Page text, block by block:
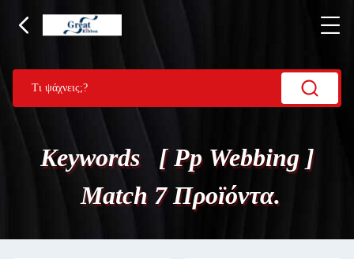
Keywords [ Pp Webbing ]
Match 7 Προϊόντα.